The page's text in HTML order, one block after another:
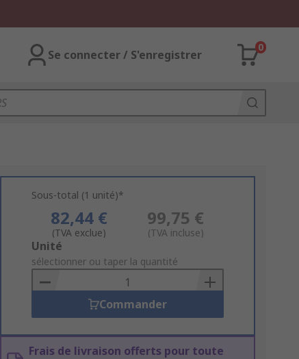
Se connecter / S'enregistrer
0
Sous-total (1 unité)*
82,44 €
(TVA exclue)
99,75 €
(TVA incluse)
Add
to
Basket
Unité
sélectionner ou taper la quantité
Commander
Frais de livraison offerts pour toute